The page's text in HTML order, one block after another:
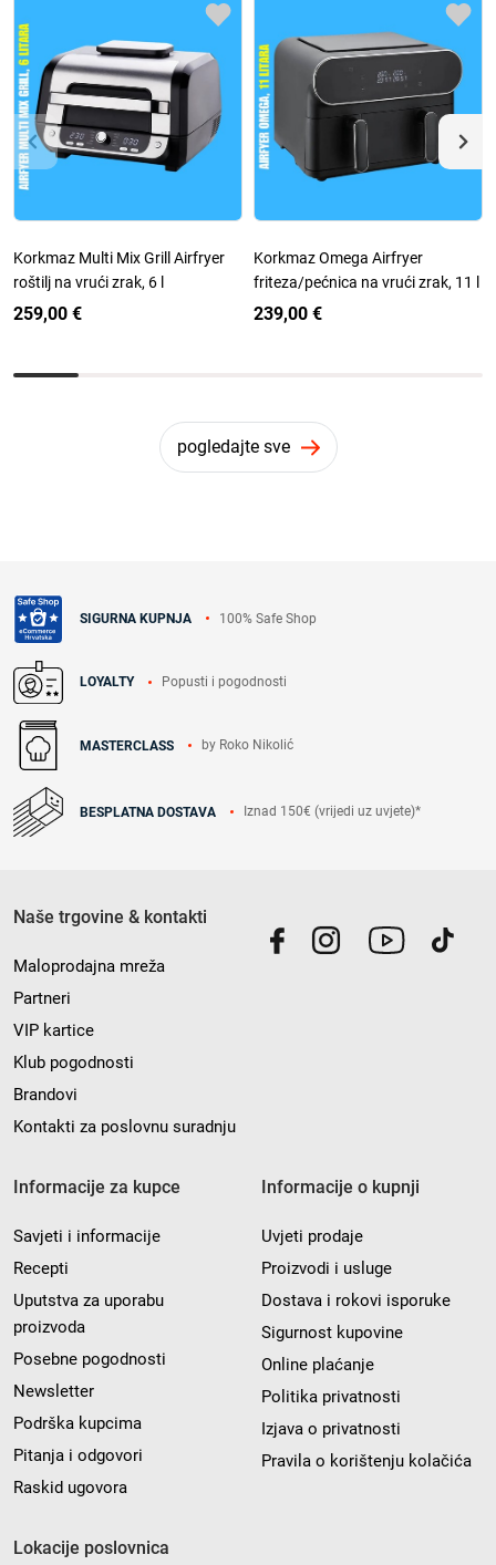
Korkmaz Multi Mix Grill Airfryer
roštilj na vrući zrak, 6 l
259,00 €
Korkmaz Omega Airfryer
friteza/pećnica na vrući zrak, 11 l
239,00 €
pogledajte sve
SIGURNA KUPNJA 100% Safe Shop
LOYALTY Popusti i pogodnosti
MASTERCLASS by Roko Nikolić
BESPLATNA DOSTAVA Iznad 150€ (vrijedi uz uvjete)*
Naše trgovine & kontakti
Maloprodajna mreža
Partneri
VIP kartice
Klub pogodnosti
Brandovi
Kontakti za poslovnu suradnju
Informacije za kupce
Savjeti i informacije
Recepti
Uputstva za uporabu
proizvoda
Posebne pogodnosti
Newsletter
Podrška kupcima
Pitanja i odgovori
Raskid ugovora
Informacije o kupnji
Uvjeti prodaje
Proizvodi i usluge
Dostava i rokovi isporuke
Sigurnost kupovine
Online plaćanje
Politika privatnosti
Izjava o privatnosti
Pravila o korištenju kolačića
Lokacije poslovnica